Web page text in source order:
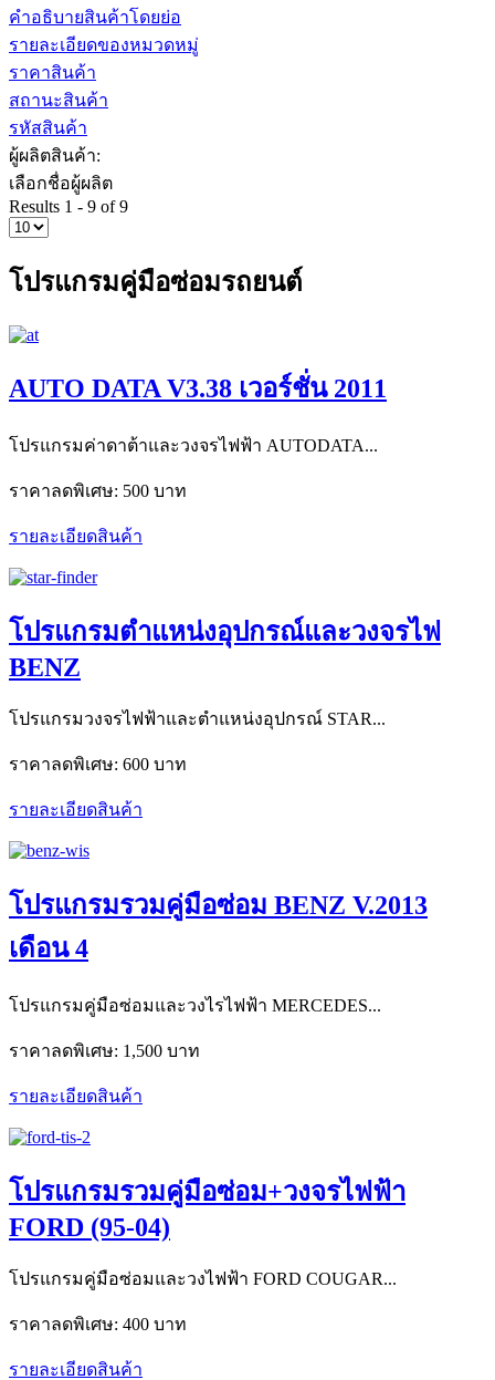
คำอธิบายสินค้าโดยย่อ
รายละเอียดของหมวดหมู่
ราคาสินค้า
สถานะสินค้า
รหัสสินค้า
ผู้ผลิตสินค้า:
เลือกชื่อผู้ผลิต
Results 1 - 9 of 9
โปรแกรมคู่มือซ่อมรถยนต์
AUTO DATA V3.38 เวอร์ชั่น 2011
โปรแกรมค่าดาต้าและวงจรไฟฟ้า AUTODATA...
ราคาลดพิเศษ: 500 บาท
รายละเอียดสินค้า
โปรแกรมตำแหน่งอุปกรณ์และวงจรไฟ
BENZ
โปรแกรมวงจรไฟฟ้าและตำแหน่งอุปกรณ์ STAR...
ราคาลดพิเศษ: 600 บาท
รายละเอียดสินค้า
โปรแกรมรวมคู่มือซ่อม BENZ V.2013
เดือน 4
โปรแกรมคู่มือซ่อมและวงไรไฟฟ้า MERCEDES...
ราคาลดพิเศษ: 1,500 บาท
รายละเอียดสินค้า
โปรแกรมรวมคู่มือซ่อม+วงจรไฟฟ้า
FORD (95-04)
โปรแกรมคู่มือซ่อมและวงไฟฟ้า FORD COUGAR...
ราคาลดพิเศษ: 400 บาท
รายละเอียดสินค้า